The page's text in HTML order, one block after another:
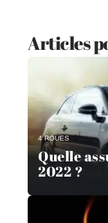
Articles
4 ROUES
Quelle
2022 ?